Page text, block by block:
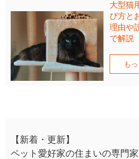
大型猫
び方と
理由や
で解説
も
【新着・更新】
ペット愛好家の住まいの専門家